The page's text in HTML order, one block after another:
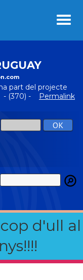
part del projecte
- (370) -
Permalink
d'ull al